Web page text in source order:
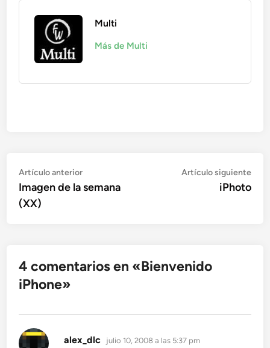
Multi
Más de Multi
Navegación
de
entradas
Artículo anteriorArtículo
anterior:
Imagen de la semana
(XX)
Artículo siguiente
iPhoto
4 comentarios en «Bienvenido
iPhone»
alex_dlc dice:
julio 10, 2008 a las 5:37 pm